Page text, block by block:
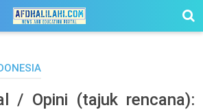
/ Opini (tajuk rencana):